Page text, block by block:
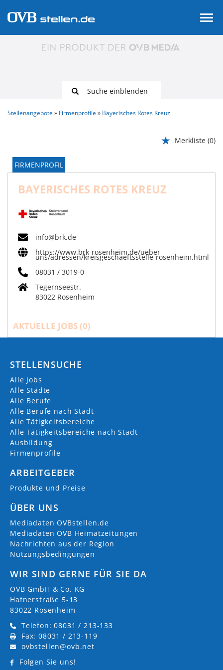
Suche einblenden
Stellenangebote Firmenprofile Bayerisches Rotes Kreuz
Merkliste (0)
FIRMENPROFIL
BAYERISCHES ROTES KREUZ
info@brk.de
https://www.brk-rosenheim.de/ueber-
uns/adressen/kreisgeschaeftsstelle-rosenheim.html
08031 / 3019-0
Tegernseestr.
83022 Rosenheim
AKTUELLE JOBS (0)
STELLENSUCHE
Alle Jobs
Alle Städte
Alle Berufe
Alle Berufe nach Stadt
Alle Tätigkeitsbereiche
Alle Tätigkeitsbereiche nach Stadt
Ausbildung
Firmenprofile
ARBEITGEBER
Produkte und Preise
ÜBER UNS
Mediadaten OVBstellen.de
Mediadaten OVB Heimatzeitungen
Nachrichten aus der Region
Nutzungsbedingungen
WIR SIND GERNE FÜR SIE DA
OVB GmbH & Co. KG
Hafnerstraße 5-13
83022 Rosenheim
Telefon: 08031 / 213-133
Fax: 08031 / 213-119
ovbstellen@ovb.net
Folgen Sie uns!